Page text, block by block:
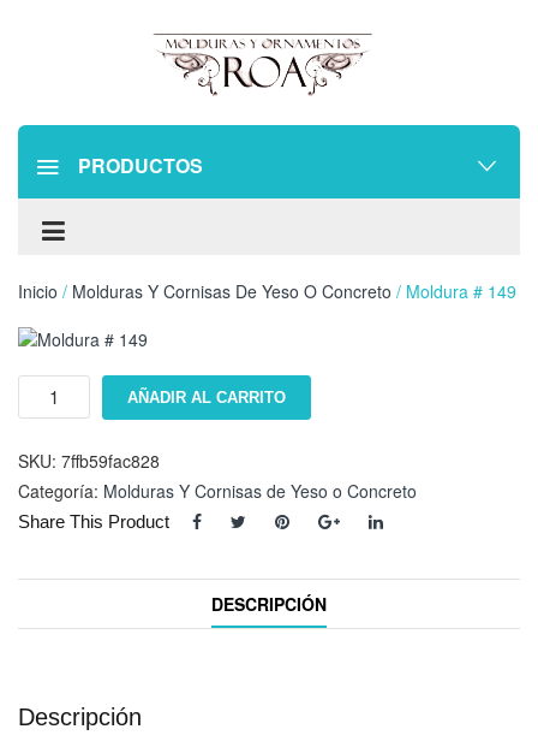
PRODUCTOS
Inicio / Molduras Y Cornisas De Yeso O Concreto / Moldura # 149
Moldura
cantidad
AÑADIR AL CARRITO
SKU: 7ffb59fac828
Categoría: Molduras Y Cornisas de Yeso o Concreto
Share This Product
DESCRIPCIÓN
Descripción